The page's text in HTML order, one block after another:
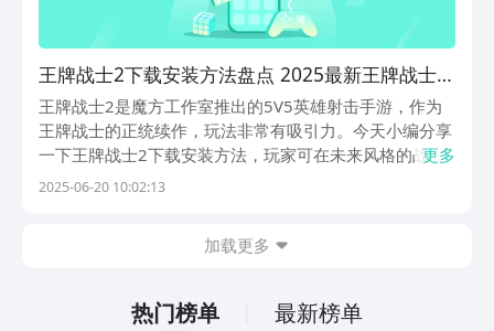
王牌战士2下载安装方法盘点 2025最新王牌战士2
下载链接推荐
王牌战士2是魔方工作室推出的5V5英雄射击手游，作为
王牌战士的正统续作，玩法非常有吸引力。今天小编分享
一下王牌战士2下载安装方法，玩家可在未来风格的战场
上选择不同角色，参与快节奏团队对抗。游戏主打爆破模
更多
2025-06-20 10:02:13
加载更多
热门榜单 最新榜单